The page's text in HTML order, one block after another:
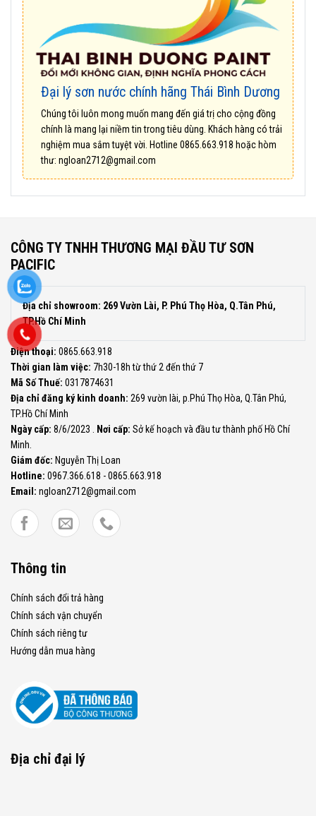
Đại lý sơn nước chính hãng Thái Bình Dương
Chúng tôi luôn mong muốn mang đến giá trị cho cộng đồng
chính là mang lại niềm tin trong tiêu dùng. Khách hàng có trải
nghiệm mua sắm tuyệt vời. Hotline 0865.663.918 hoặc hòm
thư: ngloan2712@gmail.com
CÔNG TY TNHH THƯƠNG MẠI ĐẦU TƯ SƠN
PACIFIC
Địa chỉ showroom: 269 Vườn Lài, P. Phú Thọ Hòa, Q.Tân Phú,
TP.Hồ Chí Minh
Điện thoại: 0865.663.918
Thời gian làm việc: 7h30-18h từ thứ 2 đến thứ 7
Mã Số Thuế: 0317874631
Địa chỉ đăng ký kinh doanh: 269 vườn lài, p.Phú Thọ Hòa, Q.Tân Phú,
TP.Hồ Chí Minh
Ngày cấp: 8/6/2023 . Nơi cấp: Sở kế hoạch và đầu tư thành phố Hồ Chí
Minh.
Giám đốc: Nguyễn Thị Loan
Hotline: 0967.366.618 - 0865.663.918
Email: ngloan2712@gmail.com
Thông tin
Chính sách đổi trả hàng
Chính sách vận chuyển
Chính sách riêng tư
Hướng dẫn mua hàng
Địa chỉ đại lý